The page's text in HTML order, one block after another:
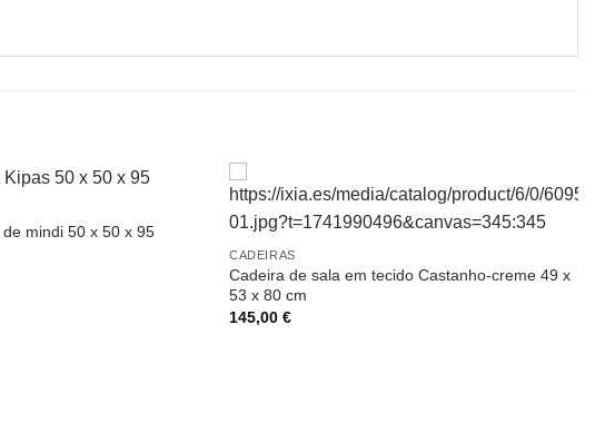
mindi 50 x 50 x 95
CADEIRAS
Cadeira de sala em tecido Castanho-creme 49 x
53 x 80 cm
145,00€